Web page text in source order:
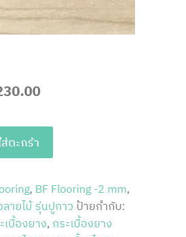
ตะกร้า
, BF Flooring -2 mm,
ายไม้ รุ่นปูกาว ป้ายกำกับ:
เบื้องยาง, กระเบื้องยาง